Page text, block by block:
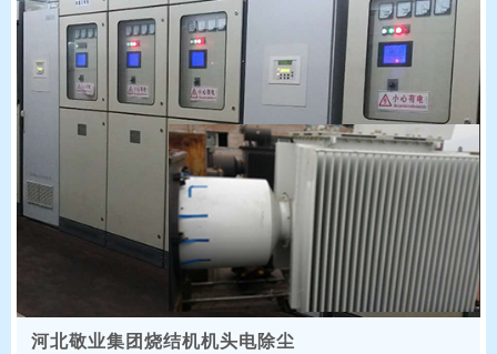
河北敬业集团烧结机机头电除尘